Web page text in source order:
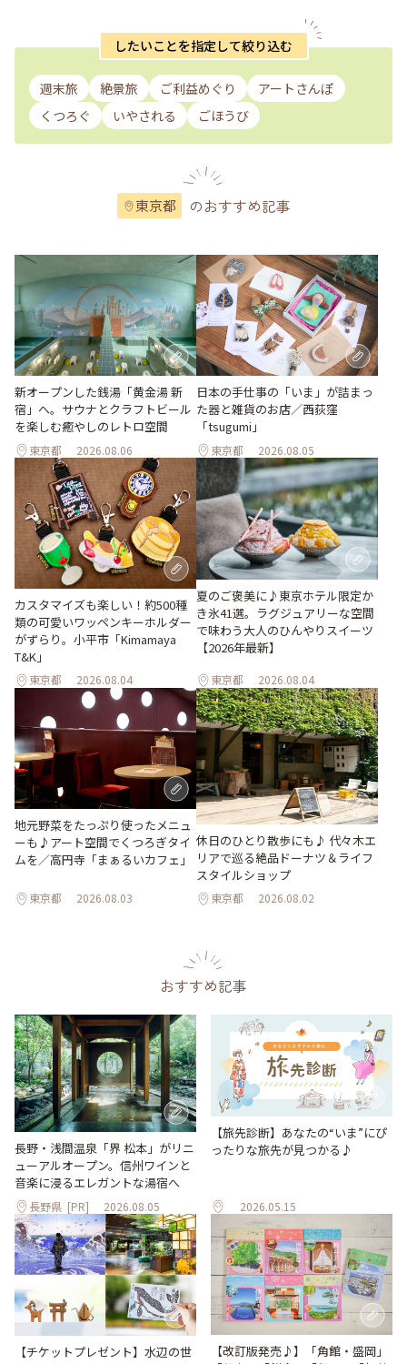
したいことを指定して絞り込む
週末旅 絶景旅 ご利益めぐり
アートさんぽ
くつろぐ
いやされる ごほうび
東京都 のおすすめ記事
新オープンした銭湯「黄金湯 新
宿」へ。サウナとクラフトビール
を楽しむ癒やしのレトロ空間
東京都 2026.08.06
日本の手仕事の「いま」が詰まっ
た器と雑貨のお店／西荻窪
「tsugumi」
東京都 2026.08.05
カスタマイズも楽しい！約500種
類の可愛いワッペンキーホルダー
がずらり。小平市「Kimamaya
T&K」
東京都 2026.08.04
夏のご褒美に♪東京ホテル限定か
き氷41選。ラグジュアリーな空間
で味わう大人のひんやりスイーツ
【2026年最新】
東京都 2026.08.04
地元野菜をたっぷり使ったメニュ
ーも♪アート空間でくつろぎタイ
ムを／高円寺「まぁるいカフェ」
東京都 2026.08.03
休日のひとり散歩にも♪ 代々木エ
リアで巡る絶品ドーナツ＆ライフ
スタイルショップ
東京都 2026.08.02
おすすめ記事
長野・浅間温泉「界 松本」がリニ
ューアルオープン。信州ワインと
音楽に浸るエレガントな湯宿へ
長野県 [PR] 2026.08.05
【旅先診断】あなたの“いま”にぴ
ったりな旅先が見つかる♪
2026.05.15
【チケットプレゼント】水辺の世
【改訂版発売♪】「角館・盛岡」